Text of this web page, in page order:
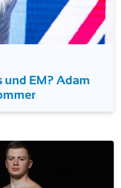
und EM? Adam